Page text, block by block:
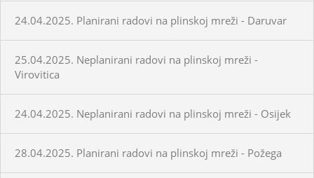
24.04.2025. Planirani radovi na plinskoj mreži - Daruvar
25.04.2025. Neplanirani radovi na plinskoj mreži -
Virovitica
24.04.2025. Neplanirani radovi na plinskoj mreži - Osijek
28.04.2025. Planirani radovi na plinskoj mreži - Požega